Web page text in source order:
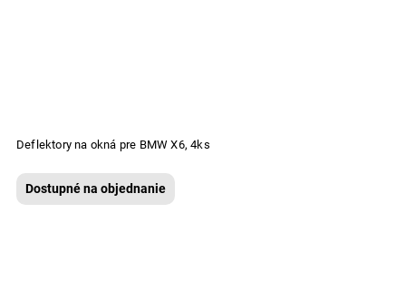
Deflektory na okná pre BMW X6, 4ks
Dostupné na objednanie